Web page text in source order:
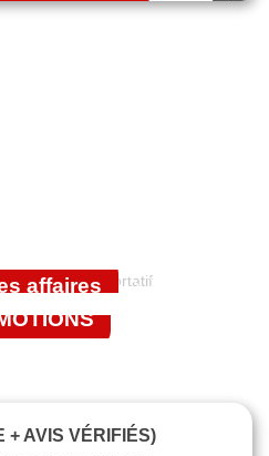
affaires
+ AVIS VÉRIFIÉS)